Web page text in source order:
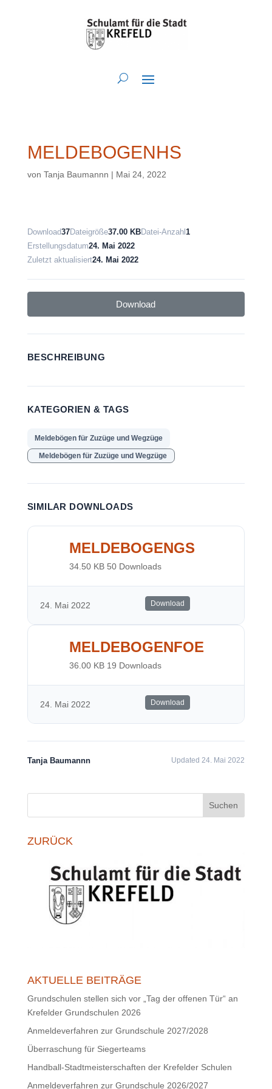
MELDEBOGENHS
von Tanja Baumannn | Mai 24, 2022
Download37Dateigröße37.00 KBDatei-Anzahl 1
Erstellungsdatum24. Mai 2022
Zuletzt aktualisiert24. Mai 2022
Download
BESCHREIBUNG
KATEGORIEN & TAGS
Meldebögen für Zuzüge und Wegzüge
Meldebögen für Zuzüge und Wegzüge
SIMILAR DOWNLOADS
MELDEBOGENGS
34.50 KB 50 Downloads
24. Mai 2022 Download
MELDEBOGENFOE
36.00 KB 19 Downloads
24. Mai 2022 Download
Tanja Baumannn Updated 24. Mai 2022
Suchen
ZURÜCK
AKTUELLE BEITRÄGE
Grundschulen stellen sich vor „Tag der offenen Tür“ an
Krefelder Grundschulen 2026
Anmeldeverfahren zur Grundschule 2027/2028
Überraschung für Siegerteams
Handball-Stadtmeisterschaften der Krefelder Schulen
Anmeldeverfahren zur Grundschule 2026/2027